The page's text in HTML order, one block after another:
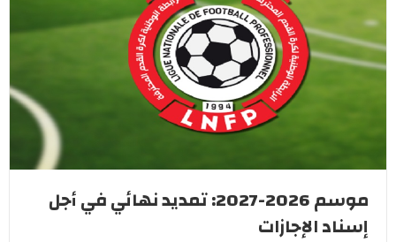
موسم 2026-2027: تمديد نهائي في أجل
إسناد الإجازات